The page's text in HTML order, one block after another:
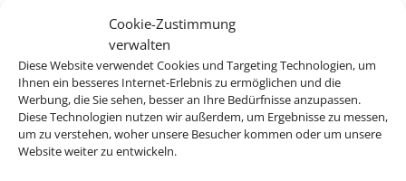
Cookie-Zustimmung
verwalten
Diese Website verwendet Cookies und Targeting Technologien, um
Ihnen ein besseres Internet-Erlebnis zu ermöglichen und die
Werbung, die Sie sehen, besser an Ihre Bedürfnisse anzupassen.
Diese Technologien nutzen wir außerdem, um Ergebnisse zu messen,
um zu verstehen, woher unsere Besucher kommen oder um unsere
Website weiter zu entwickeln.